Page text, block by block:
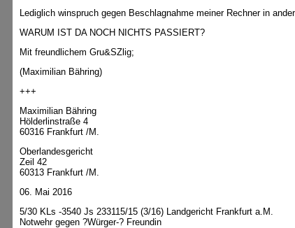
Lediglich winspruch gegen Beschlagnahme meiner Rechner in
WARUM IST DA NOCH NICHTS PASSIERT?
Mit freundlichem Gru&SZlig;
(Maximilian Bähring)
+++
Maximilian Bähring
Hölderlinstraße 4
60316 Frankfurt /M.
Oberlandesgericht
Zeil 42
60313 Frankfurt /M.
06. Mai 2016
5/30 KLs -3540 Js 233115/15 (3/16) Landgericht Frankfurt a.M.
Notwehr gegen ?Würger-? Freundin